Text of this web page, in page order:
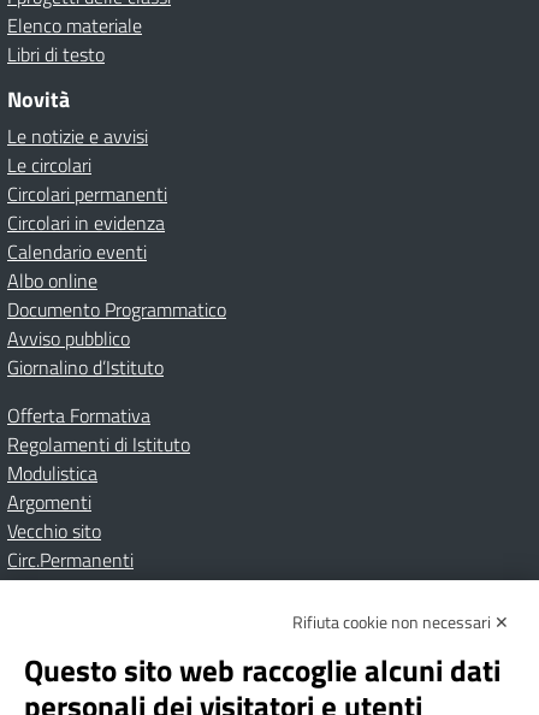
Elenco materiale
Libri di testo
Novità
Le notizie e avvisi
Le circolari
Circolari permanenti
Circolari in evidenza
Calendario eventi
Albo online
Documento Programmatico
Avviso pubblico
Giornalino d’Istituto
Offerta Formativa
Regolamenti di Istituto
Modulistica
Argomenti
Vecchio sito
Circ.Permanenti
Albo onlinePrivacy Policy
Dichiarazione di accessibilità
Note Legali
Rifiuta cookie non necessari ✕
Questo sito web raccoglie alcuni dati